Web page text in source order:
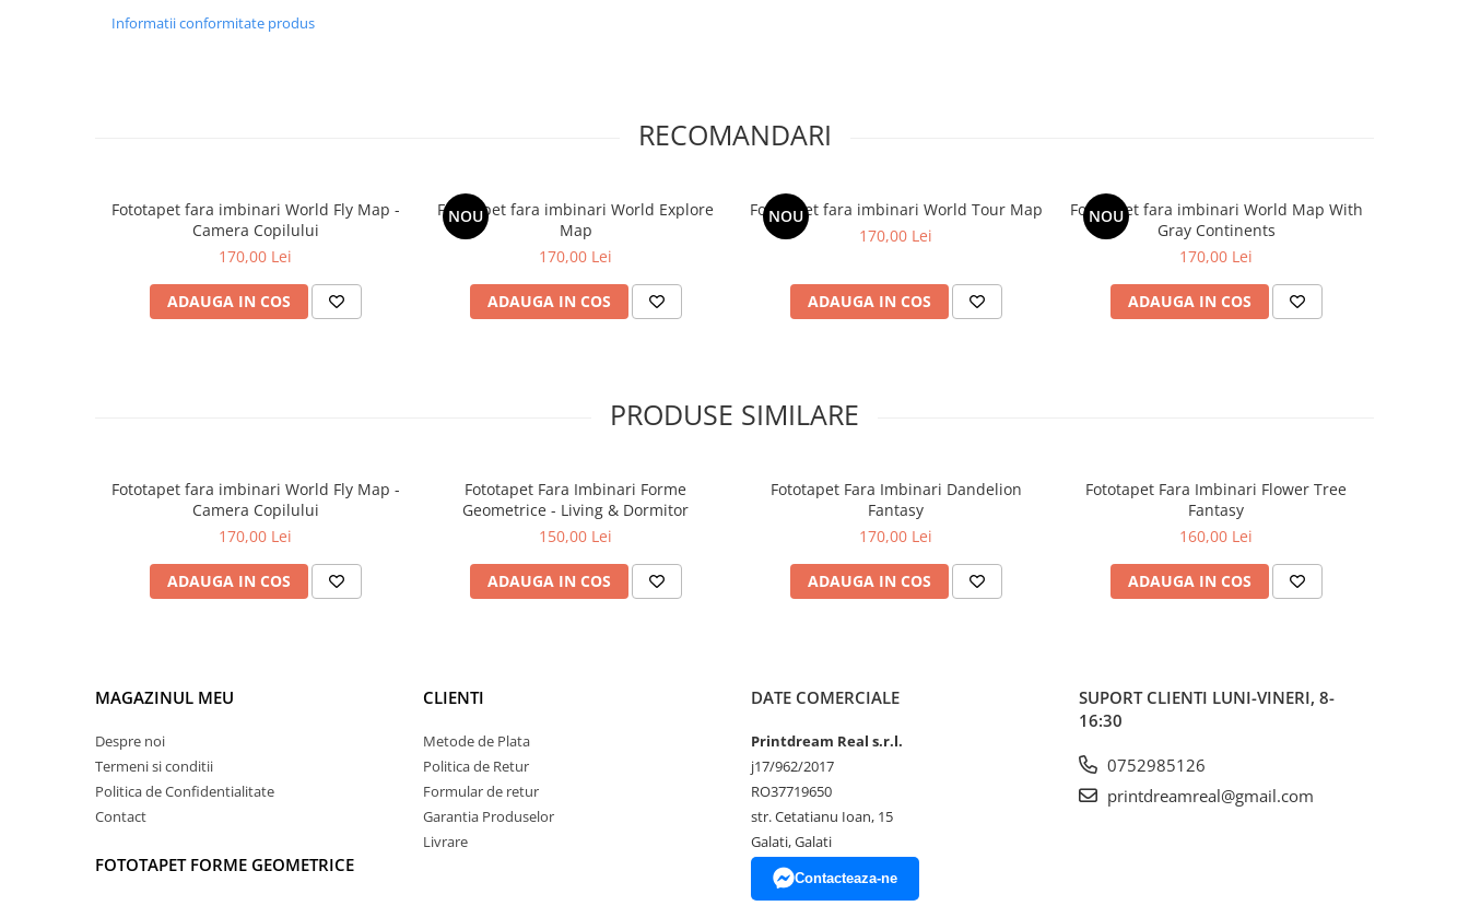
Informatii conformitate produs
RECOMANDARI
Fototapet fara imbinari World Fly Map -
Camera Copilului
170,00 Lei
ADAUGA IN COS
NOU
Fototapet fara imbinari World Explore
Map
170,00 Lei
ADAUGA IN COS
NOU
Fototapet fara imbinari World Tour Map
170,00 Lei
ADAUGA IN COS
NOU
Fototapet fara imbinari World Map With
Gray Continents
170,00 Lei
ADAUGA IN COS
PRODUSE SIMILARE
Fototapet fara imbinari World Fly Map -
Camera Copilului
170,00 Lei
ADAUGA IN COS
Fototapet Fara Imbinari Forme
Geometrice - Living & Dormitor
150,00 Lei
ADAUGA IN COS
Fototapet Fara Imbinari Dandelion
Fantasy
170,00 Lei
ADAUGA IN COS
Fototapet Fara Imbinari Flower Tree
Fantasy
160,00 Lei
ADAUGA IN COS
MAGAZINUL MEU
Despre noi
Termeni si conditii
Politica de Confidentialitate
Contact
FOTOTAPET FORME GEOMETRICE
CLIENTI
Metode de Plata
Politica de Retur
Formular de retur
Garantia Produselor
Livrare
DATE COMERCIALE
Printdream Real s.r.l.
j17/962/2017
RO37719650
str. Cetatianu Ioan, 15
Galati, Galati
Contacteaza-ne
SUPORT CLIENTI LUNI-VINERI, 8-
16:30
0752985126
printdreamreal@gmail.com